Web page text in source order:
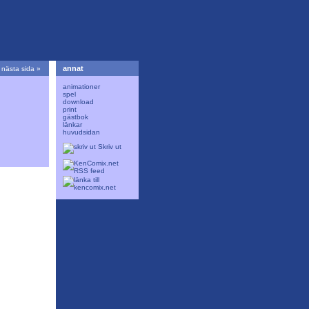
nästa sida » annat
animationer
spel
download
print
gästbok
länkar
huvudsidan
Skriv ut